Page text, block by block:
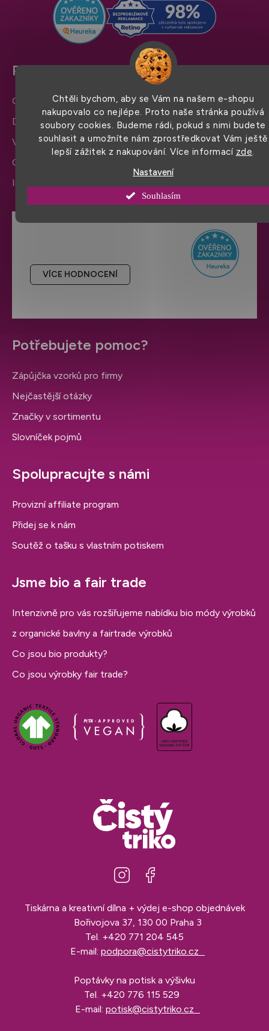
Chtěli bychom, aby se Vám na našem e-shopu
nakupovalo co nejlépe. Proto naše stránka používá
soubory cookies. Budeme rádi, pokud s nimi budete
souhlasit a umožníte nám zprostředkovat Vám ještě
lepší zážitek z nakupování. Více informací zde.
Nastavení
Souhlasím
VÍCE HODNOCENÍ
Pro snadný nákup
Obchodní podmínky
Doprava a platba
Výměna zboží a reklamace
Ochrana osobních údajů
Informace a nastavení cookies
Potřebujete pomoc?
Zápůjčka vzorků pro firmy
Nejčastější otázky
Značky v sortimentu
Slovníček pojmů
Spolupracujte s námi
Provizní affiliate program
Přidej se k nám
Soutěž o tašku s vlastním potiskem
Jsme bio a fair trade
Intenzivně pro vás rozšiřujeme nabídku bio módy výrobků
z organické bavlny a fairtrade výrobků
Co jsou bio produkty?
Co jsou výrobky fair trade?
Tiskárna a kreativní dílna + výdej e-shop objednávek
Bořivojova 37, 130 00 Praha 3
Tel. +420 771 204 545
E-mail: podpora@cistytriko.cz
Poptávky na potisk a výšivku
Tel. +420 776 115 529
E-mail: potisk@cistytriko.cz